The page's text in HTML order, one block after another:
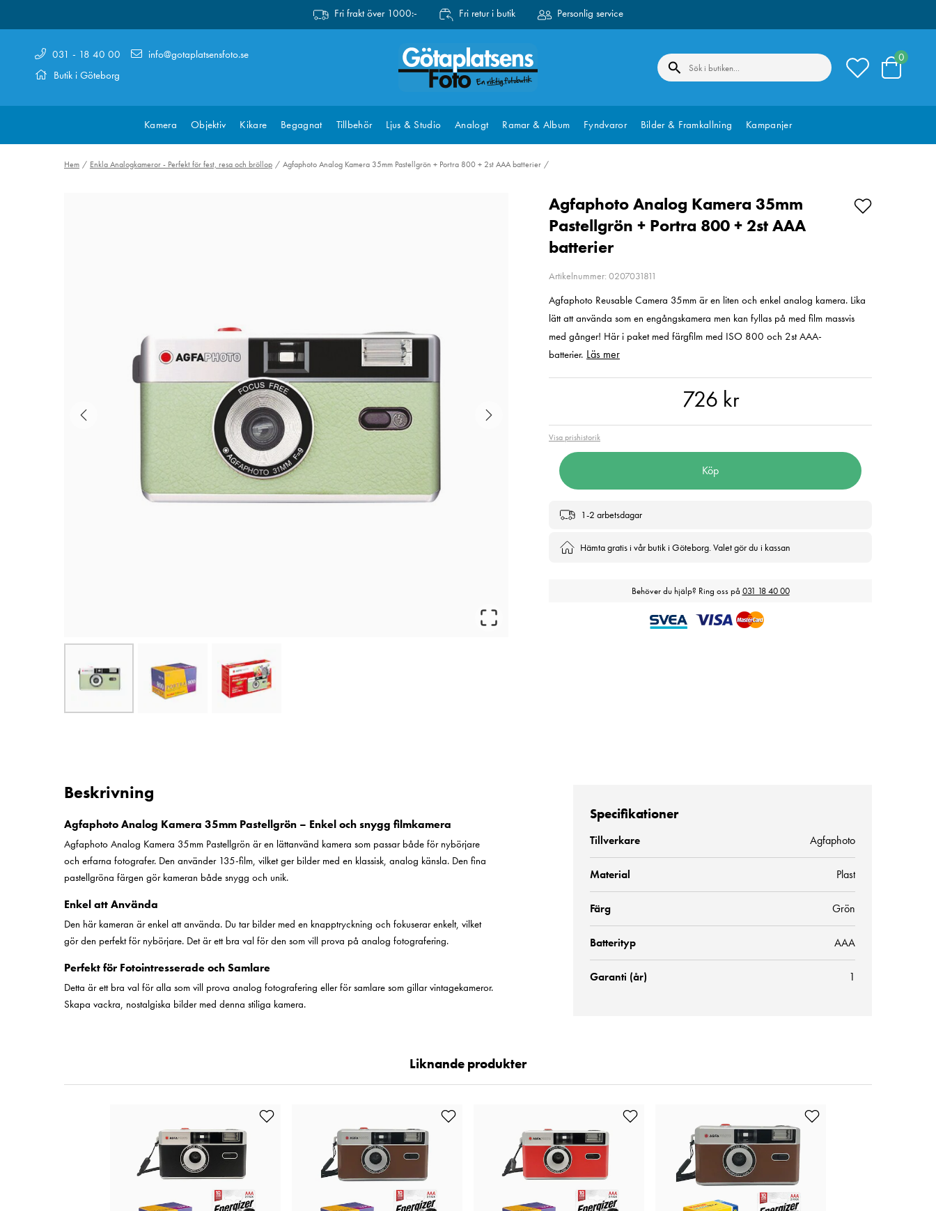
Fri frakt över 1000:- Fri retur i butik Personlig service
031 - 18 40 00
Butik i Göteborg
info@gotaplatsensfoto.se 0
Kamera Objektiv Kikare Begagnat Tillbehör Ljus & Studio Analogt Ramar & Album Fyndvaror Bilder & Framkallning Kampanjer
Hem Enkla Analogkameror - Perfekt för fest, resa och bröllop Agfaphoto Analog Kamera 35mm Pastellgrön + Portra 800 + 2st AAA batterier
Agfaphoto Analog Kamera 35mm
Pastellgrön + Portra 800 + 2st AAA
batterier
Artikelnummer: 0207031811
Agfaphoto Reusable Camera 35mm är en liten och enkel analog kamera. Lika
lätt att använda som en engångskamera men kan fyllas på med film massvis
med gånger! Här i paket med färgfilm med ISO 800 och 2st AAA-
batterier. Läs mer
726 kr
Visa prishistorik
Köp
1-2 arbetsdagar
Hämta gratis i vår butik i Göteborg. Valet gör du i kassan
Behöver du hjälp? Ring oss på 031 18 40 00
Beskrivning
Agfaphoto Analog Kamera 35mm Pastellgrön – Enkel och snygg filmkamera
Agfaphoto Analog Kamera 35mm Pastellgrön är en lättanvänd kamera som passar både för nybörjare
och erfarna fotografer. Den använder 135-film, vilket ger bilder med en klassisk, analog känsla. Den fina
pastellgröna färgen gör kameran både snygg och unik.
Enkel att Använda
Den här kameran är enkel att använda. Du tar bilder med en knapptryckning och fokuserar enkelt, vilket
gör den perfekt för nybörjare. Det är ett bra val för den som vill prova på analog fotografering.
Perfekt för Fotointresserade och Samlare
Detta är ett bra val för alla som vill prova analog fotografering eller för samlare som gillar vintagekameror.
Skapa vackra, nostalgiska bilder med denna stiliga kamera.
Specifikationer
Tillverkare Agfaphoto
Material Plast
Färg Grön
Batterityp AAA
Garanti (år) 1
Liknande produkter